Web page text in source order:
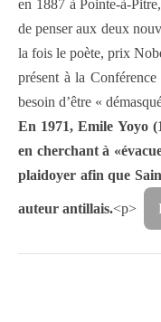
en 1887 à Pointe-à-
de penser aux deux
la fois le poète, prix
présent à la
besoin d’être «
En 1971, Emile Yoyo
en cherchant à
plaidoyer afin que
auteur antillais.<p>